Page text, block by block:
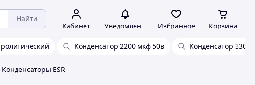
Найти
Кабинет Уведомления Избранное Корзина
Конденсатор 2200 мкф 50в Конденсатор 3300
Конденсаторы ESR